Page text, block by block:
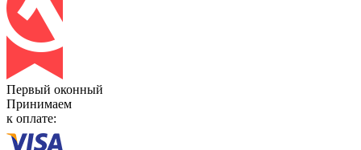
Первый оконный
Принимаем
к оплате: